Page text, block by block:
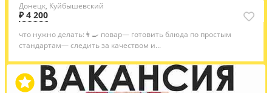
Донецк, Куйбышевский
₽ 4 200
что нужно делать:👩‍🍳 повар— готовить блюда по простым
стандартам— следить за качеством и...